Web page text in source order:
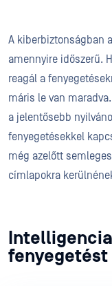
A kiberbiztonságban
amennyire időszerű.
reagál a
máris le van maradva.
a jelentősebb
fenyegetésekkel
még azelőtt
címlapokra